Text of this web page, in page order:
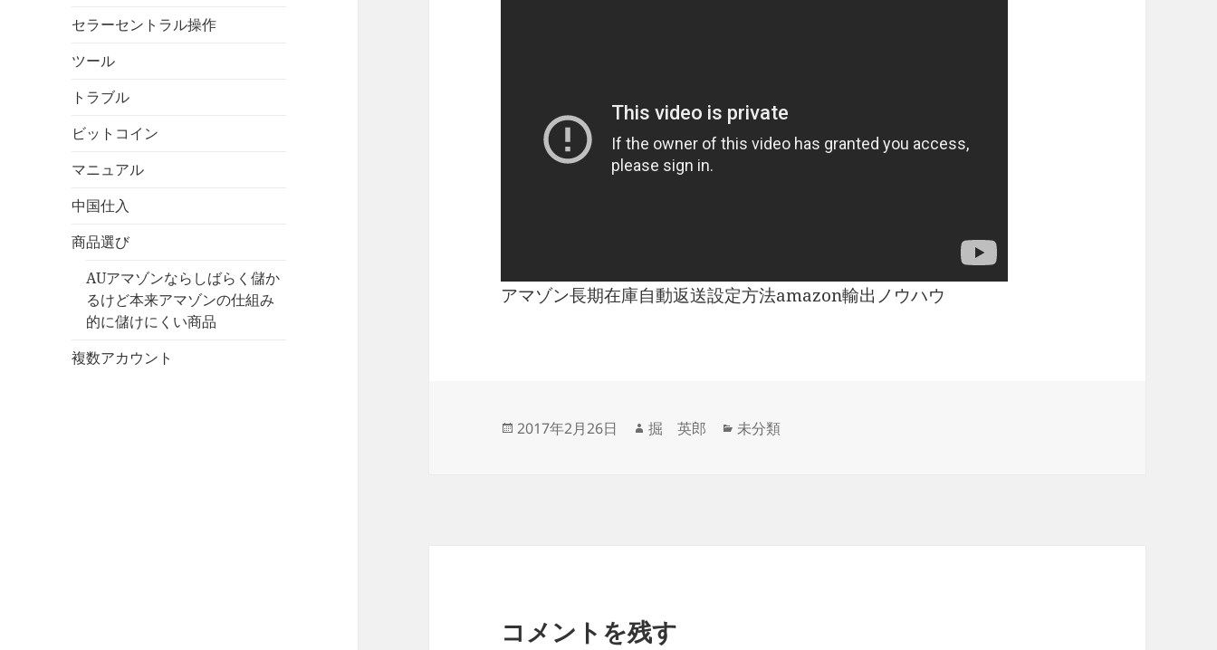
セラーセントラル操作
ツール
トラブル
ビットコイン
マニュアル
中国仕入
商品選び
AUアマゾンならしばらく儲か
るけど本来アマゾンの仕組み
的に儲けにくい商品
複数アカウント
アマゾン長期在庫自動返送設定方法amazon輸出ノウハウ
投
2017年2月26日
作
掘 英郎
カ
未分類
コメントを残す